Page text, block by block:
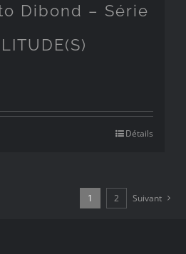
Dibond – Série
Détails
1 2 Suivant